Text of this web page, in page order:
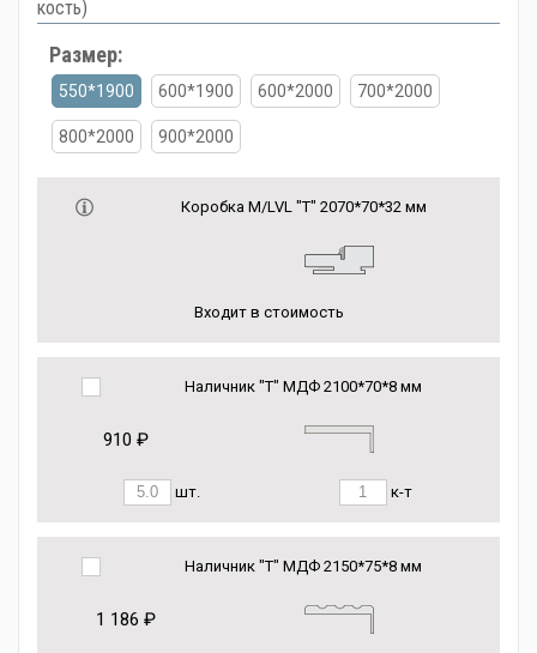
кость)
Размер:
550*1900 600*1900 600*2000 700*2000
800*2000 900*2000
Коробка М/LVL "Т" 2070*70*32 мм
Входит в стоимость
Наличник "Т" МДФ 2100*70*8 мм
910 ₽
шт. к-т
Наличник "Т" МДФ 2150*75*8 мм
1 186 ₽